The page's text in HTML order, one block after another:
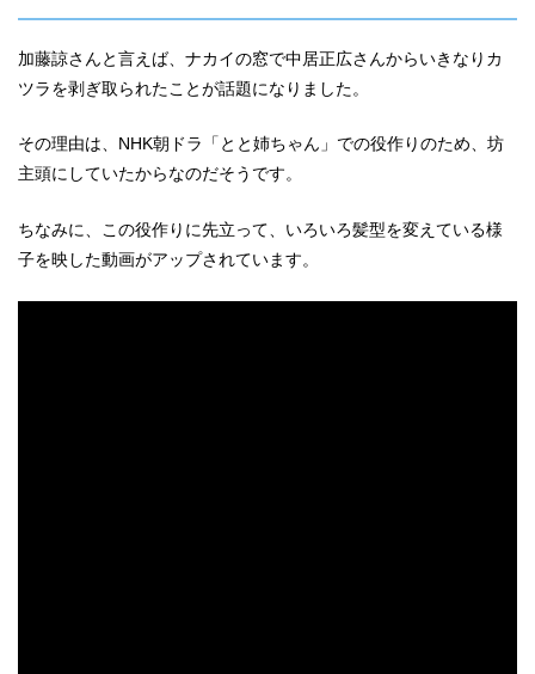
加藤諒さんと言えば、ナカイの窓で中居正広さんからいきなりカ
ツラを剥ぎ取られたことが話題になりました。
その理由は、NHK朝ドラ「とと姉ちゃん」での役作りのため、坊
主頭にしていたからなのだそうです。
ちなみに、この役作りに先立って、いろいろ髪型を変えている様
子を映した動画がアップされています。